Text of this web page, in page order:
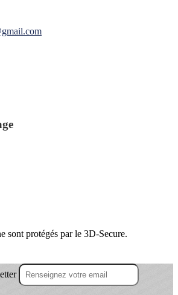
sont protégés par le 3D-Secure.